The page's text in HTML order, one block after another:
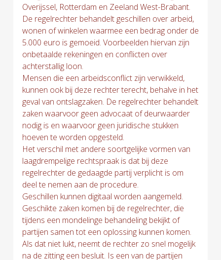
Overijssel, Rotterdam en Zeeland West-Brabant.
De regelrechter behandelt geschillen over arbeid,
wonen of winkelen waarmee een bedrag onder de
5.000 euro is gemoeid. Voorbeelden hiervan zijn
onbetaalde rekeningen en conflicten over
achterstallig loon.
Mensen die een arbeidsconflict zijn verwikkeld,
kunnen ook bij deze rechter terecht, behalve in het
geval van ontslagzaken. De regelrechter behandelt
zaken waarvoor geen advocaat of deurwaarder
nodig is en waarvoor geen juridische stukken
hoeven te worden opgesteld.
Het verschil met andere soortgelijke vormen van
laagdrempelige rechtspraak is dat bij deze
regelrechter de gedaagde partij verplicht is om
deel te nemen aan de procedure.
Geschillen kunnen digitaal worden aangemeld.
Geschikte zaken komen bij de regelrechter, die
tijdens een mondelinge behandeling bekijkt of
partijen samen tot een oplossing kunnen komen.
Als dat niet lukt, neemt de rechter zo snel mogelijk
na de zitting een besluit. Is een van de partijen